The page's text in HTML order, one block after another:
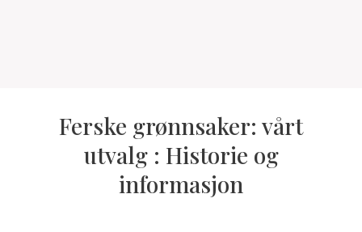
Ferske grønnsaker: vårt
utvalg : Historie og
informasjon